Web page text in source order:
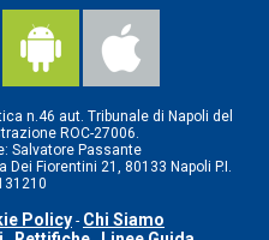
n.46 aut. Tribunale di Napoli del
ROC-27006.
Salvatore Passante
Fiorentini 21, 80133 Napoli P.I.
Policy - Chi Siamo